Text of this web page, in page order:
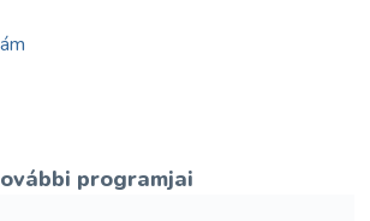
programjai